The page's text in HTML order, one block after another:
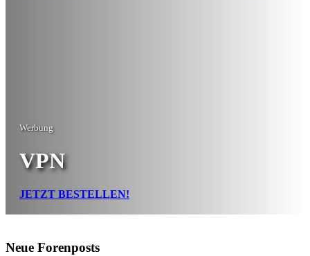
Werbung
VPN
JETZT BESTELLEN!
Neue Forenposts